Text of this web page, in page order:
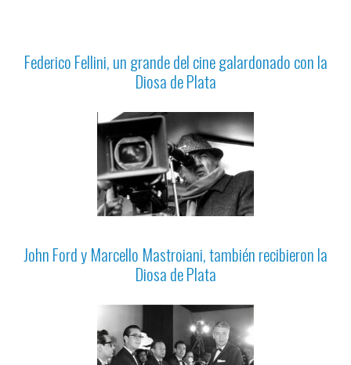
Federico Fellini, un grande del cine galardonado con la
Diosa de Plata
John Ford y Marcello Mastroiani, también recibieron la
Diosa de Plata